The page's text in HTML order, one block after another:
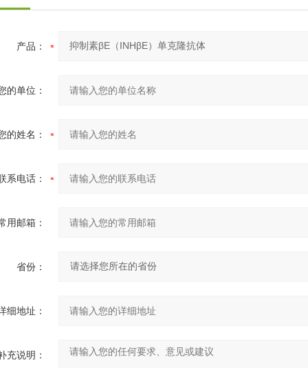
产品：
的单位：
的姓名：
系电话：
用邮箱：
省份：
细地址：
充说明：